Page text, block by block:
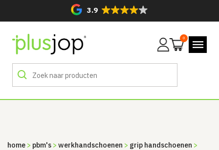
3.9
Mijn
0
home > pbm's > werkhandschoenen > grip handschoenen >